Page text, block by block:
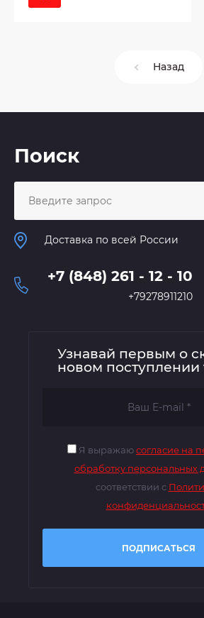
Назад
Поиск
+7 (848) 261 - 12 - 10
+79278911210
Доставка по всей России
Узнавай первым о
новом поступлении
Я выражаюсогласие на
обработку персональных
соответствии с
ПОДПИСАТЬСЯ